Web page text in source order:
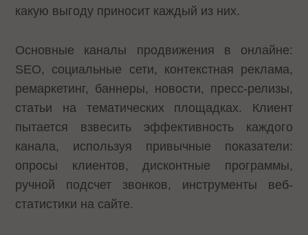
какую выгоду приносит каждый из них.
Основные каналы продвижения в онлайне:
SEO, социальные сети, контекстная реклама,
ремаркетинг, баннеры, новости, пресс-релизы,
статьи на тематических площадках. Клиент
пытается взвесить эффективность каждого
канала, используя привычные показатели:
опросы клиентов, дисконтные программы,
ручной подсчет звонков, инструменты веб-
статистики на сайте.